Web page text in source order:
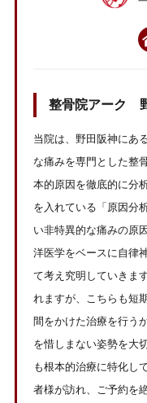
整骨院アーク
当院は、野田阪神にあ
な痛みを専門とした整
本的原因を徹底的に分
を入れている「原因分
い非特異的な痛みの原
洋医学をベースに自律
て考え究明していきま
れますが、こちらも短
間をかけた治療を行う
を惜しまない姿勢を大
も根本的治療に特化し
者様が訪れ、ご予約を